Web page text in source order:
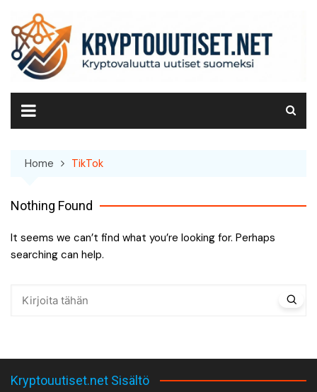
content
Home TikTok
Nothing Found
It seems we can’t find what you’re looking for. Perhaps
searching can help.
Kryptouutiset.net Sisältö